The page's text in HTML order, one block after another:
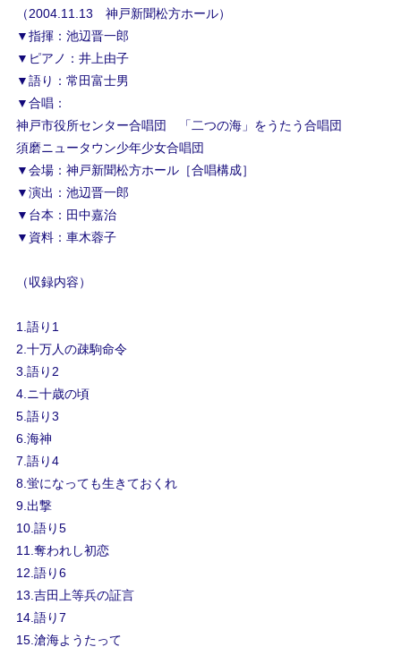
（2004.11.13 神戸新聞松方ホール）
▼指揮：池辺晋一郎
▼ピアノ：井上由子
▼語り：常田富士男
▼合唱：
神戸市役所センター合唱団 「二つの海」をうたう合唱団
須磨ニュータウン少年少女合唱団
▼会場：神戸新聞松方ホール［合唱構成］
▼演出：池辺晋一郎
▼台本：田中嘉治
▼資料：車木蓉子
（収録内容）
1.語り1
2.十万人の疎駒命令
3.語り2
4.ニ十歳の頃
5.語り3
6.海神
7.語り4
8.蛍になっても生きておくれ
9.出撃
10.語り5
11.奪われし初恋
12.語り6
13.吉田上等兵の証言
14.語り7
15.滄海ようたって